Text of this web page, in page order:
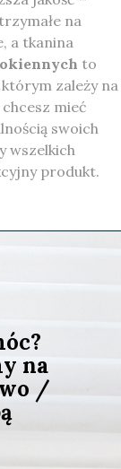
na
a tkanina
to
zależy na
mieć
swoich
wszelkich
produkt.
na
/